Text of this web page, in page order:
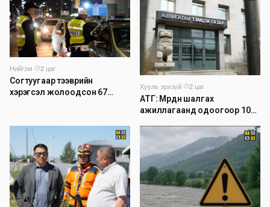
Нийгэм·
2 цаг
Согтуугаар тээврийн
хэрэгсэл жолоодсон 67
Хууль эрхзүй·
2 цаг
АТГ: Мөрдөн шалгах
ажиллагаанд одоогоор 1026